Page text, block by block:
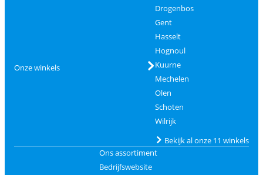
Onze winkels
Drogenbos
Gent
Hasselt
Hognoul
Kuurne
Mechelen
Olen
Schoten
Wilrijk
Bekijk al onze 11 winkels
Ons assortiment
Bedrijfswebsite